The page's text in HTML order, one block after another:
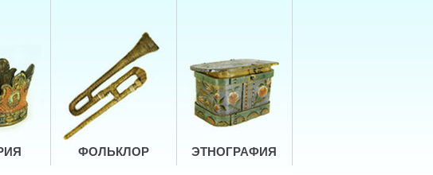
ФОЛЬКЛОР ЭТНОГРАФИЯ